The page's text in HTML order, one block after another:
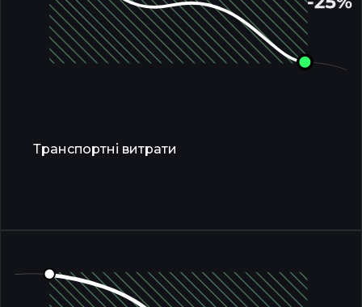
Транспортні витрати